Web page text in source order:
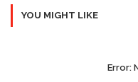
YOU MIGHT LIKE
Error: